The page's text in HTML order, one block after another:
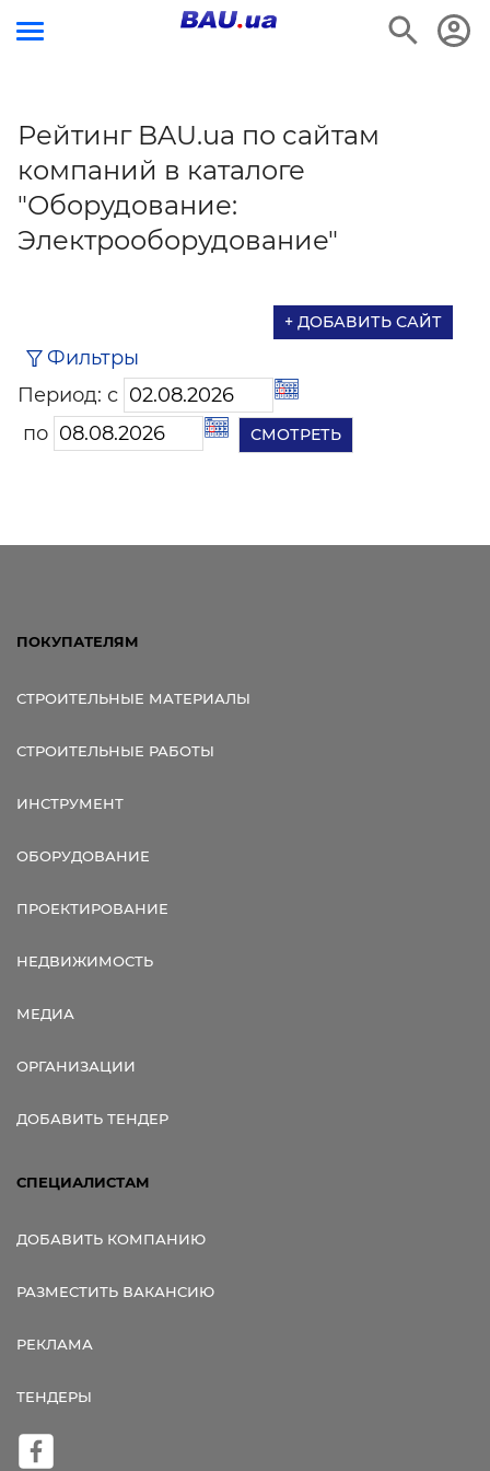
Рейтинг BAU.ua по сайтам
компаний в каталоге
"Оборудование:
Электрооборудование"
+ ДОБАВИТЬ САЙТ
Фильтры
Период: с
по
ПОКУПАТЕЛЯМ
СТРОИТЕЛЬНЫЕ МАТЕРИАЛЫ
СТРОИТЕЛЬНЫЕ РАБОТЫ
ИНСТРУМЕНТ
ОБОРУДОВАНИЕ
ПРОЕКТИРОВАНИЕ
НЕДВИЖИМОСТЬ
МЕДИА
ОРГАНИЗАЦИИ
ДОБАВИТЬ ТЕНДЕР
СПЕЦИАЛИСТАМ
ДОБАВИТЬ КОМПАНИЮ
РАЗМЕСТИТЬ ВАКАНСИЮ
РЕКЛАМА
ТЕНДЕРЫ